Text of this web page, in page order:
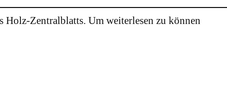
Holz-Zentralblatts. Um weiterlesen zu können